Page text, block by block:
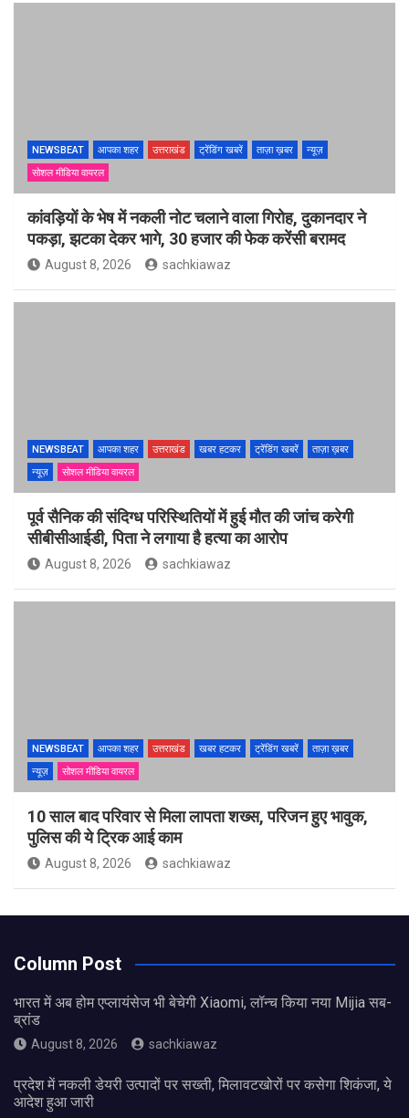
NEWSBEAT आपका शहर उत्तराखंड ट्रेंडिंग खबरें ताज़ा ख़बर
न्यूज़
सोशल मीडिया वायरल
कांवड़ियों के भेष में नकली नोट चलाने वाला गिरोह, दुकानदार ने
पकड़ा, झटका देकर भागे, 30 हजार की फेक करेंसी बरामद
August 8, 2026 sachkiawaz
NEWSBEAT आपका शहर उत्तराखंड खबर हटकर ट्रेंडिंग खबरें
ताज़ा ख़बर
न्यूज़
सोशल मीडिया वायरल
पूर्व सैनिक की संदिग्ध परिस्थितियों में हुई मौत की जांच करेगी
सीबीसीआईडी, पिता ने लगाया है हत्या का आरोप
August 8, 2026 sachkiawaz
NEWSBEAT आपका शहर उत्तराखंड खबर हटकर ट्रेंडिंग खबरें
ताज़ा ख़बर
न्यूज़
सोशल मीडिया वायरल
10 साल बाद परिवार से मिला लापता शख्स, परिजन हुए भावुक,
पुलिस की ये ट्रिक आई काम
August 8, 2026 sachkiawaz
Column Post
भारत में अब होम एप्लायंसेज भी बेचेगी Xiaomi, लॉन्च किया नया Mijia सब-
ब्रांड
August 8, 2026 sachkiawaz
प्रदेश में नकली डेयरी उत्पादों पर सख्ती, मिलावटखोरों पर कसेगा शिकंजा, ये
आदेश हुआ जारी